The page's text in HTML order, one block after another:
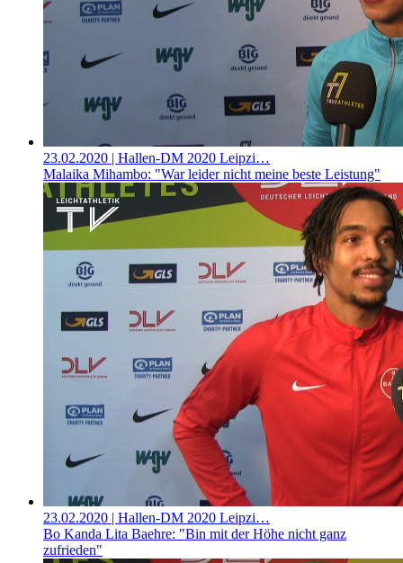
23.02.2020 | Hallen-DM 2020 Leipzi…
Malaika Mihambo: "War leider nicht meine beste Leistung"
23.02.2020 | Hallen-DM 2020 Leipzi…
Bo Kanda Lita Baehre: "Bin mit der Höhe nicht ganz
zufrieden"